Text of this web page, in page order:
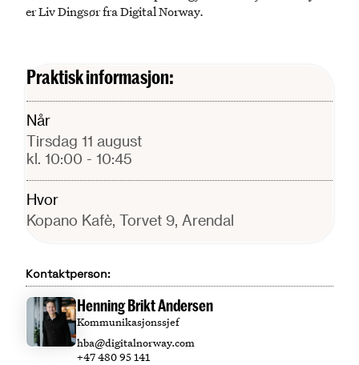
er Liv Dingsør fra Digital Norway.
Praktisk informasjon:
Når
tirsdag 11 august
kl. 10:00 - 10:45
Hvor
Kopano Kafè, Torvet 9, Arendal
Kontaktperson:
Henning Brikt Andersen
Kommunikasjonssjef
hba@digitalnorway.com
+47 480 95 141